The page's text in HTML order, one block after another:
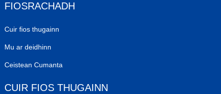
FIOSRACHADH
Cuir fios thugainn
Mu ar deidhinn
Ceistean Cumanta
CUIR FIOS THUGAINN